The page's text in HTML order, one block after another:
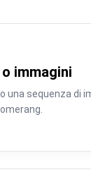
immagini
una sequenza di